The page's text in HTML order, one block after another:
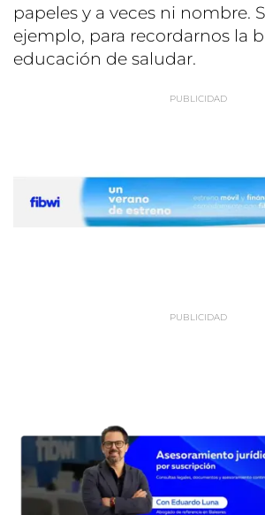
papeles y a veces ni nombre.
ejemplo, para recordarnos la
educación de saludar.